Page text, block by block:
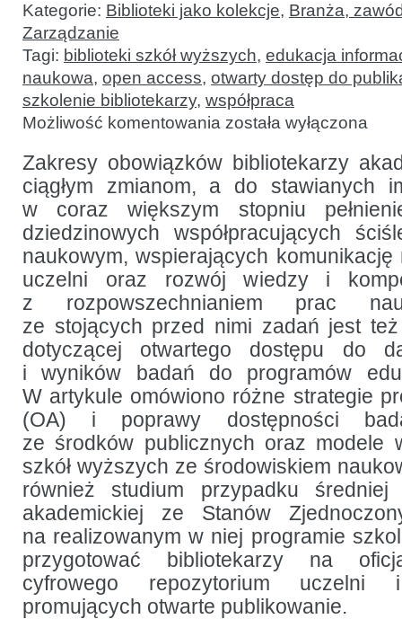
Kategorie: Biblioteki jako kolekcje, Branża,
Zarządzanie
Tagi: biblioteki szkół wyższych, edukacja
naukowa, open access, otwarty dostęp do
szkolenie bibliotekarzy, współpraca
Możliwość komentowania Kompetencje
dotyczące
naukowej:
podnoszenie
świadomości
otwartego
dostępu
została wyłączona
Zakresy obowiązków bibliotekarzy
ciągłym zmianom, a do stawianych
w coraz większym stopniu
dziedzinowych współpracujących
naukowym, wspierających
uczelni oraz rozwój wiedzy i
z rozpowszechnianiem prac
ze stojących przed nimi zadań jest też
dotyczącej otwartego dostępu do
i wyników badań do programów
W artykule omówiono różne strategie
(OA) i poprawy dostępności
ze środków publicznych oraz modele
szkół wyższych ze środowiskiem
również studium przypadku średniej
akademickiej ze Stanów
na realizowanym w niej programie
przygotować bibliotekarzy na
cyfrowego repozytorium uczelni
promujących otwarte publikowanie.